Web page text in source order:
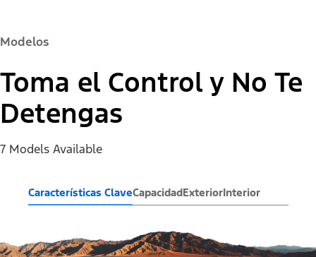
Modelos
Toma el Control y No Te
Detengas
7 Models Available
Características ClaveCapacidadExteriorInterior